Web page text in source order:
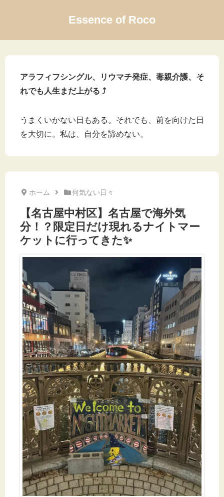
Essence of Roco
アラフィフシングル、リウマチ発症、毒親介護、そ
れでも人生まだ上がる ⤴
うまくいかない日もある。それでも、前を向けた日
を大切に。私は、自分を諦めない。
ホーム 何気ない日々
【名古屋中村区】名古屋で海外気
分！？限定日だけ現れるナイトマー
ケットに行ってきた✨